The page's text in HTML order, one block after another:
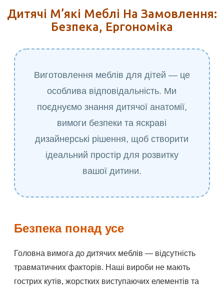
Дитячі М’які Меблі На Замовлення:
Безпека, Ергономіка
Виготовлення меблів для дітей — це
особлива відповідальність. Ми
поєднуємо знання дитячої анатомії,
вимоги безпеки та яскраві
дизайнерські рішення, щоб створити
ідеальний простір для розвитку
вашої дитини.
Безпека понад усе
Головна вимога до дитячих меблів — відсутність
травматичних факторів. Наші вироби не мають
гострих кутів, жорстких виступаючих елементів та